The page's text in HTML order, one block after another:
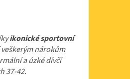
ikonické sportovní
nárokům
a úzké dívčí
37-42.